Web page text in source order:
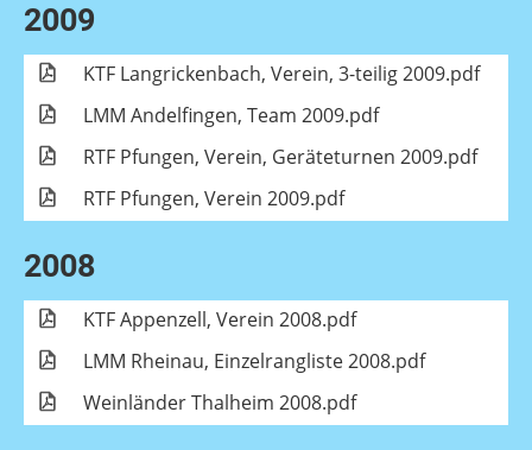
2009
KTF Langrickenbach, Verein, 3-teilig 2009.pdf
LMM Andelfingen, Team 2009.pdf
RTF Pfungen, Verein, Geräteturnen 2009.pdf
RTF Pfungen, Verein 2009.pdf
2008
KTF Appenzell, Verein 2008.pdf
LMM Rheinau, Einzelrangliste 2008.pdf
Weinländer Thalheim 2008.pdf